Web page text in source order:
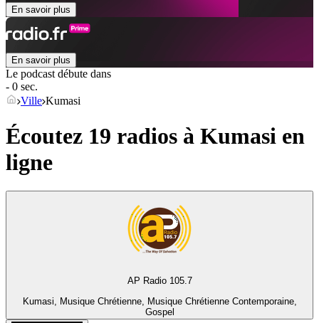
En savoir plus
En savoir plus
Le podcast débute dans
- 0 sec.
Ville Kumasi
Écoutez 19 radios à Kumasi en
ligne
AP Radio 105.7
Kumasi, Musique Chrétienne, Musique Chrétienne Contemporaine,
Gospel